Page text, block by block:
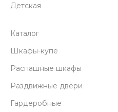
Детская
Каталог
Шкафы-купе
Распашные шкафы
Раздвижные двери
Гардеробные